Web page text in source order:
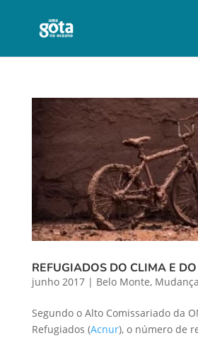
REFUGIADOS DO CLIMA E
junho 2017| Belo Monte,
Segundo o Alto Comissariado da
Refugiados (Acnur), o número de